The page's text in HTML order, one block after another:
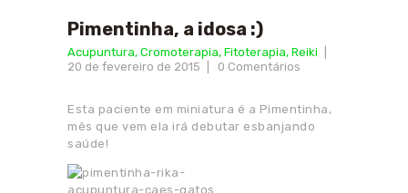
DÚVIDAS
FREQUENTES
CONTATO
PARCEIROS
Pimentinha, a idosa :)
Acupuntura, Cromoterapia, Fitoterapia, Reiki
20 de fevereiro de 2015
0 Comentários
Esta paciente em miniatura é a Pimentinha,
mês que vem ela irá debutar esbanjando
saúde!